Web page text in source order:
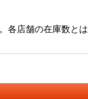
各店舗の在庫数とは